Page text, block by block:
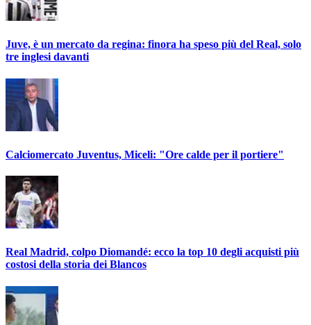
Juve, è un mercato da regina: finora ha speso più del Real, solo
tre inglesi davanti
Calciomercato Juventus, Miceli: "Ore calde per il portiere"
Real Madrid, colpo Diomandé: ecco la top 10 degli acquisti più
costosi della storia dei Blancos